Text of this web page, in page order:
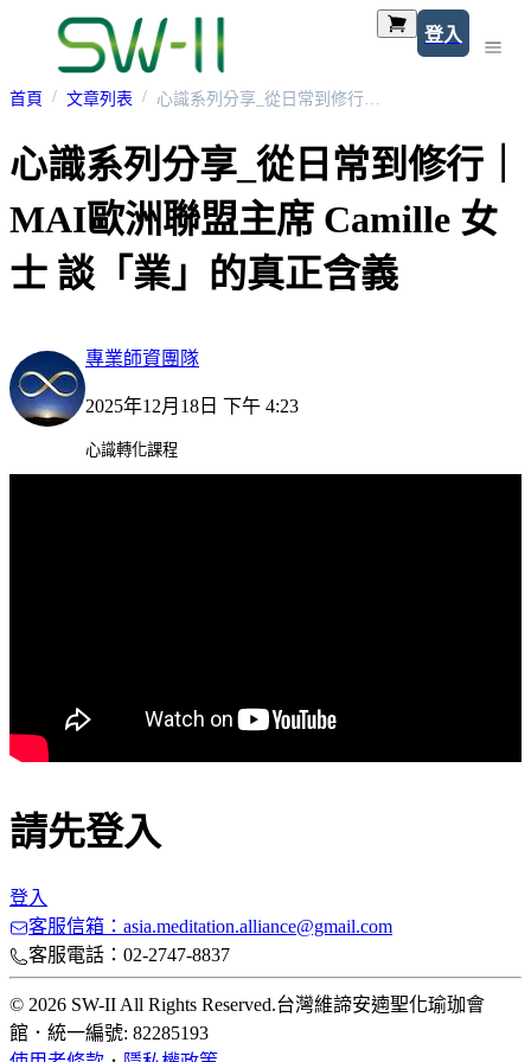
登入
首頁 文章列表 心識系列分享_從日常到修行｜MAI歐洲聯盟主席 Camille 女士 談「業」的真正含義
心識系列分享_從日常到修行｜
MAI歐洲聯盟主席 Camille 女
士 談「業」的真正含義
專業師資團隊
2025年12月18日 下午 4:23
心識轉化課程
請先登入
登入
客服信箱：asia.meditation.alliance@gmail.com
客服電話：02-2747-8837
© 2026 SW-II All Rights Reserved.台灣維諦安遖聖化瑜珈會
館 ． 統一編號: 82285193